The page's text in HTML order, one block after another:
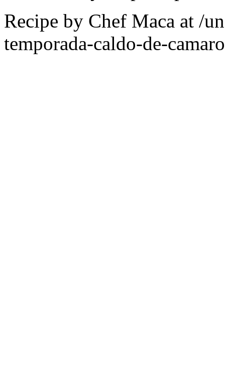
Recipe by Chef Maca at /
temporada-caldo-de-